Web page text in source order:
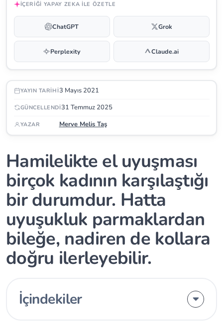
İÇERIĞI YAPAY ZEKA ILE ÖZETLE
ChatGPT Grok
Perplexity Claude.ai
YAYIN TARIHI3 Mayıs 2021
GÜNCELLENDI31 Temmuz 2025
YAZAR Merve Melis Taş
Hamilelikte el uyuşması
birçok kadının karşılaştığı
bir durumdur. Hatta
uyuşukluk parmaklardan
bileğe, nadiren de kollara
doğru ilerleyebilir.
İçindekiler